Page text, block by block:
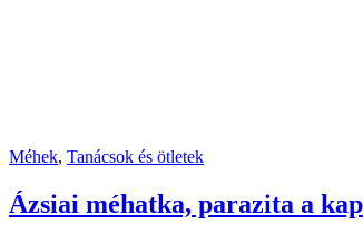
Méhek, Tanácsok és ötletek
Ázsiai méhatka, parazita a